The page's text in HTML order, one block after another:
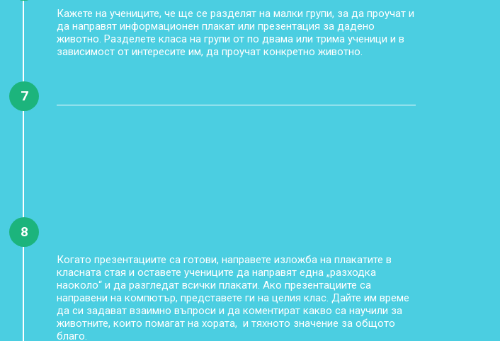
Кажете на учениците, че ще се разделят на малки групи, за да проучат и
да направят информационен плакат или презентация за дадено
животно. Разделете класа на групи от по двама или трима ученици и в
зависимост от интересите им, да проучат конкретно животно.
7
8
Когато презентациите са готови, направете изложба на плакатите в
класната стая и оставете учениците да направят една „разходка
наоколо“ и да разгледат всички плакати. Ако презентациите са
направени на компютър, представете ги на целия клас. Дайте им време
да си задават взаимно въпроси и да коментират какво са научили за
животните, които помагат на хората, и тяхното значение за общото
благо.